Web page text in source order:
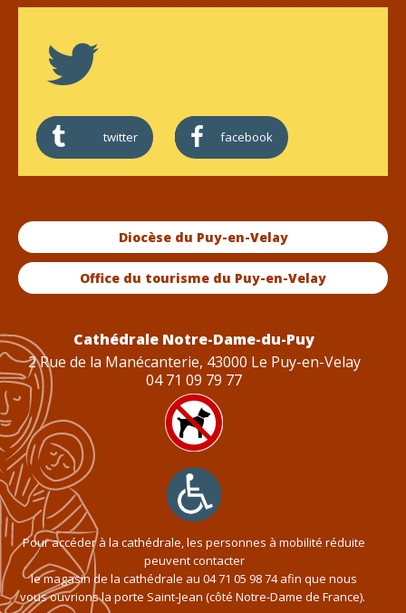
twitter facebook
Diocèse du Puy-en-Velay
Office du tourisme du Puy-en-Velay
Cathédrale Notre-Dame-du-Puy
2 Rue de la Manécanterie, 43000 Le Puy-en-Velay
04 71 09 79 77
Pour accéder à la cathédrale, les personnes à mobilité réduite
peuvent contacter
le magasin de la cathédrale au 04 71 05 98 74afin que nous
vous ouvrions la porte Saint-Jean (côté Notre-Dame de France).